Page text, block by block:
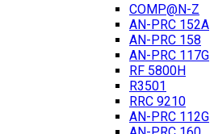
COMP@N-Z
AN-PRC 152A
AN-PRC 158
AN-PRC 117G
RF 5800H
R3501
RRC 9210
AN-PRC 112G